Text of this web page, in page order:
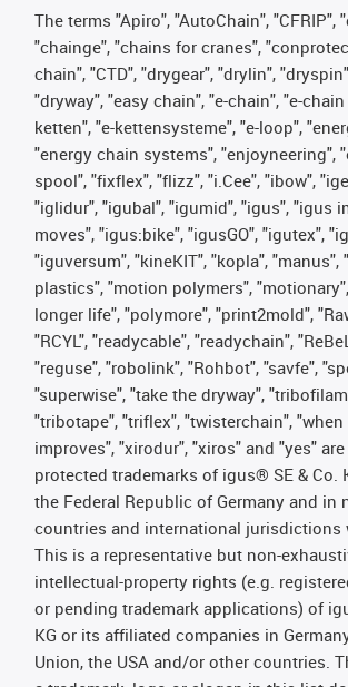
The terms "Apiro", "AutoChain", "CFRIP",
"chainge", "chains for cranes",
chain", "CTD", "drygear", "drylin",
"dryway", "easy chain", "e-chain", "e-
ketten", "e-kettensysteme", "e-loop",
"energy chain systems", "enjoyneering",
spool", "fixflex", "flizz", "i.Cee", "ibow",
"iglidur", "igubal", "igumid", "igus", "igus
moves", "igus:bike", "igusGO", "igutex",
"iguversum", "kineKIT", "kopla", "manus",
plastics", "motion polymers",
longer life", "polymore", "print2mold",
"RCYL", "readycable", "readychain",
"reguse", "robolink", "Rohbot", "savfe",
"superwise", "take the dryway",
"tribotape", "triflex", "twisterchain",
improves", "xirodur", "xiros" and "yes"
protected trademarks of igus® SE & Co.
the Federal Republic of Germany and in
countries and international jurisdictions
This is a representative but non-
intellectual-property rights (e.g.
or pending trademark applications) of
KG or its affiliated companies in
Union, the USA and/or other countries.